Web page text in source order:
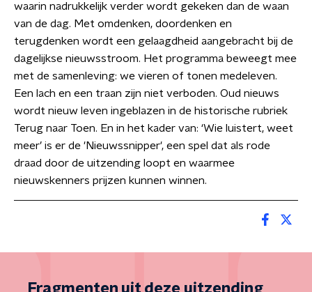
waarin nadrukkelijk verder wordt gekeken dan de waan
van de dag. Met omdenken, doordenken en
terugdenken wordt een gelaagdheid aangebracht bij de
dagelijkse nieuwsstroom. Het programma beweegt mee
met de samenleving: we vieren of tonen medeleven.
Een lach en een traan zijn niet verboden. Oud nieuws
wordt nieuw leven ingeblazen in de historische rubriek
Terug naar Toen. En in het kader van: ‘Wie luistert, weet
meer’ is er de 'Nieuwssnipper', een spel dat als rode
draad door de uitzending loopt en waarmee
nieuwskenners prijzen kunnen winnen.
Fragmenten uit deze uitzending